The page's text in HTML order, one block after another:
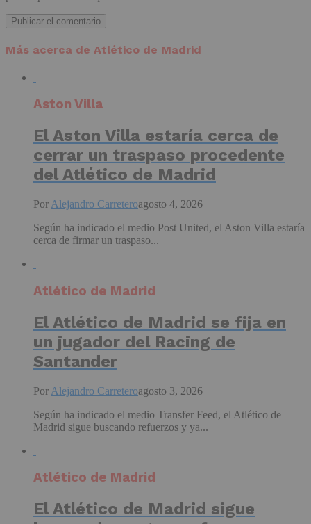
Más acerca de Atlético de Madrid
Aston Villa
El Aston Villa estaría cerca de
cerrar un traspaso procedente
del Atlético de Madrid
Por Alejandro Carreteroagosto 4, 2026
Según ha indicado el medio Post United, el Aston Villa estaría
cerca de firmar un traspaso...
Atlético de Madrid
El Atlético de Madrid se fija en
un jugador del Racing de
Santander
Por Alejandro Carreteroagosto 3, 2026
Según ha indicado el medio Transfer Feed, el Atlético de
Madrid sigue buscando refuerzos y ya...
Atlético de Madrid
El Atlético de Madrid sigue